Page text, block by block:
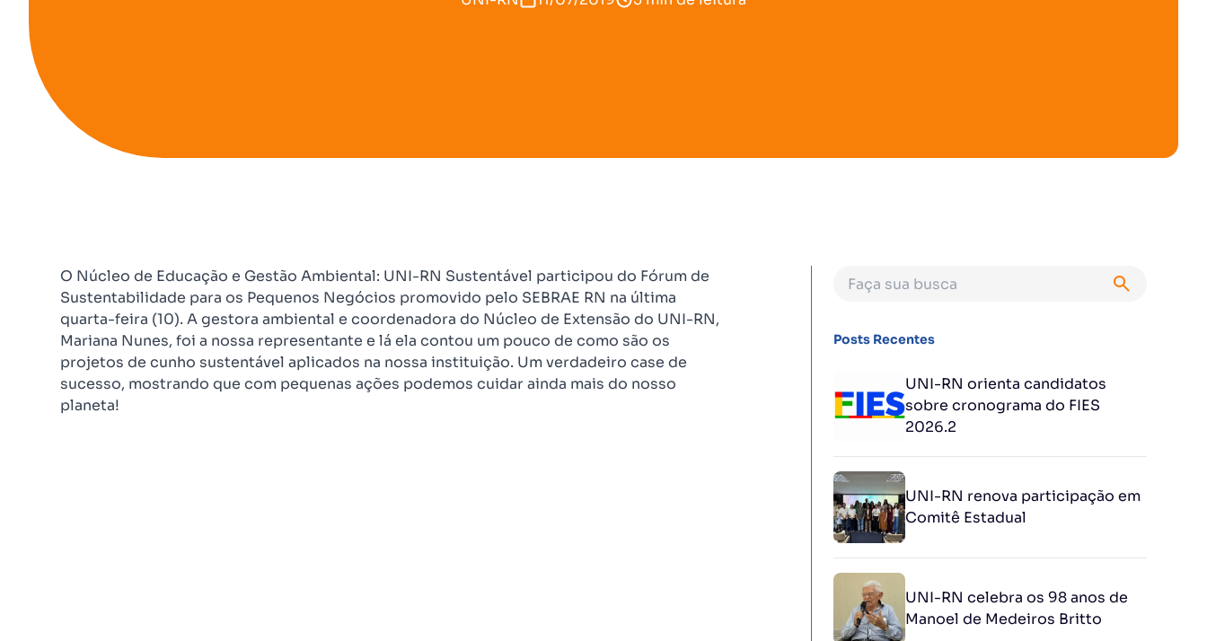
O Núcleo de Educação e Gestão Ambiental: UNI-RN Sustentável participou do Fórum de
Sustentabilidade para os Pequenos Negócios promovido pelo SEBRAE RN na última
quarta-feira (10). A gestora ambiental e coordenadora do Núcleo de Extensão do UNI-RN,
Mariana Nunes, foi a nossa representante e lá ela contou um pouco de como são os
projetos de cunho sustentável aplicados na nossa instituição. Um verdadeiro case de
sucesso, mostrando que com pequenas ações podemos cuidar ainda mais do nosso
planeta!
Posts Recentes
UNI-RN orienta candidatos
sobre cronograma do FIES
2026.2
UNI-RN renova participação em
Comitê Estadual
UNI-RN celebra os 98 anos de
Manoel de Medeiros Britto